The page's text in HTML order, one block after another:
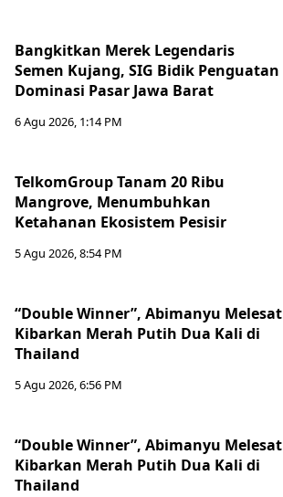
Bangkitkan Merek Legendaris
Semen Kujang, SIG Bidik Penguatan
Dominasi Pasar Jawa Barat
6 Agu 2026, 1:14 PM
TelkomGroup Tanam 20 Ribu
Mangrove, Menumbuhkan
Ketahanan Ekosistem Pesisir
5 Agu 2026, 8:54 PM
“Double Winner”, Abimanyu Melesat
Kibarkan Merah Putih Dua Kali di
Thailand
5 Agu 2026, 6:56 PM
“Double Winner”, Abimanyu Melesat
Kibarkan Merah Putih Dua Kali di
Thailand